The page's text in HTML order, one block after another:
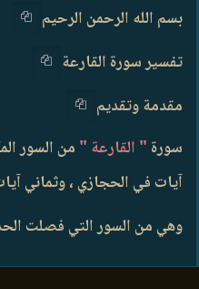
بسم الله الرحمن الرحيم
تفسير سورة القارعة
مقدمة وتقديم
سورة " القارعة "من السور
آيات في الحجازي ، وثماني
وهي من السور التي فصلت